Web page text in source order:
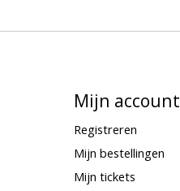
Mijn account
Registreren
Mijn bestellingen
Mijn tickets